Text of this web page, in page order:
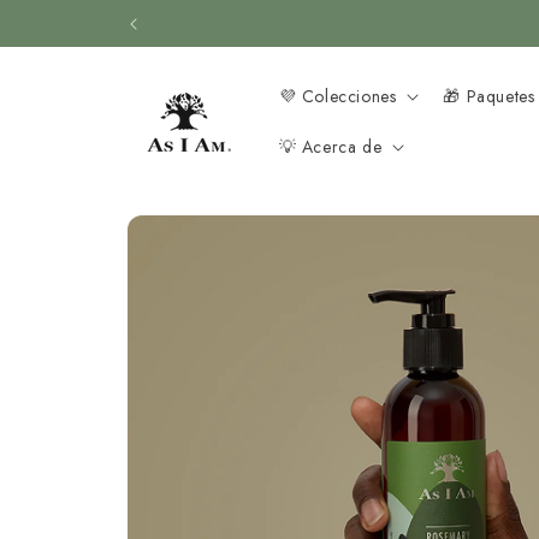
💜 Colecciones 🎁 Paquetes
💡 Acerca de
Ir a la